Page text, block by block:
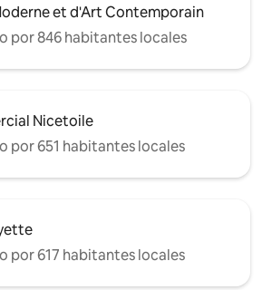
et d'Art Contemporain
por 846 habitantes locales
Nicetoile
por 651 habitantes locales
por 617 habitantes locales